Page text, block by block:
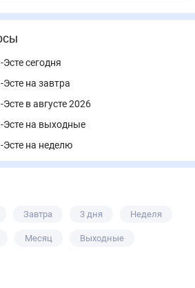
сегодня
на завтра
в августе 2026
Эсте на выходные
на неделю
Завтра 3 дня Неделя
Месяц Выходные